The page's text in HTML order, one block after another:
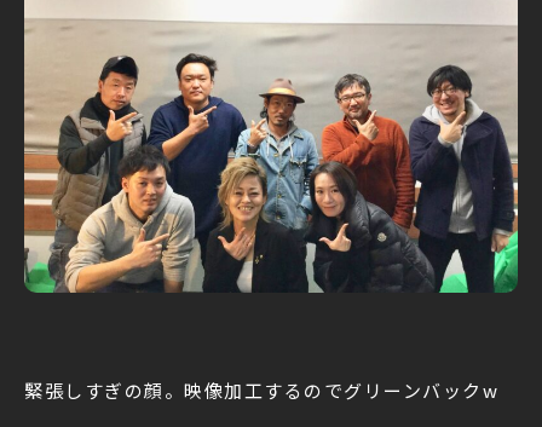
緊張しすぎの顔。映像加工するのでグリーンバックw